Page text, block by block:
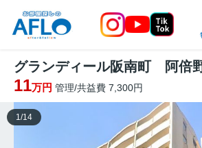
グランディール阪南町 阿倍
11万円 管理/共益費 7,300円
1 /14